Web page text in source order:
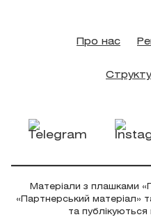
Про нас
Матеріали з плашками
«Партнерський матеріал»
та